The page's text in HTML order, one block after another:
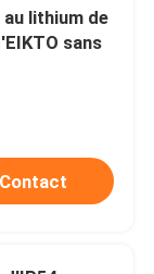
lithium de
sans
Contact